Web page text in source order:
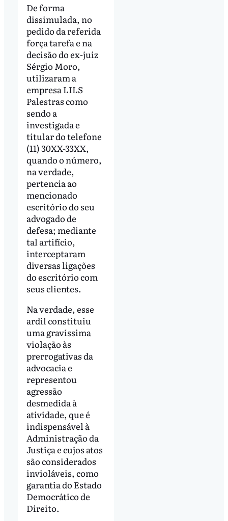
De forma
dissimulada, no
pedido da referida
força tarefa e na
decisão do ex-juiz
Sérgio Moro,
utilizaram a
empresa LILS
Palestras como
sendo a
investigada e
titular do telefone
(11) 30XX-33XX,
quando o número,
na verdade,
pertencia ao
mencionado
escritório do seu
advogado de
defesa; mediante
tal artifício,
interceptaram
diversas ligações
do escritório com
seus clientes.
Na verdade, esse
ardil constituiu
uma gravíssima
violação às
prerrogativas da
advocacia e
representou
agressão
desmedida à
atividade, que é
indispensável à
Administração da
Justiça e cujos atos
são considerados
invioláveis, como
garantia do Estado
Democrático de
Direito.